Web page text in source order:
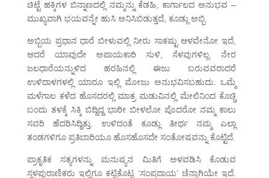
ಚಿಟ್ಟೆ ಹಕ್ಕಿಗಳ ಬಿನ್ನಾಣದಲ್ಲಿ ನಮ್ಮನ್ನು ಕೆಡಹಿ, ಕಾರ್ಗಾಲದ ಅನುಭವ –
ಮುಖ್ಯವಾಗಿ ಭಯವನ್ನೇ ಹುಸಿ ಅನಿಸಿಬಿಡುತ್ತದೆ, ಕೂಡ್ಲು ಅಬ್ಬಿ.
ಅಬ್ಬಿಯ ಪ್ರಧಾನ ಧಾರೆ ಬೀಳುವಲ್ಲಿ ನೀರು ಸಾಕಷ್ಟು ಆಳವೇನೋ ಇದೆ,
ಆದರೆ ಯಾವುದೇ ಅಪಾಯಕಾರಿ ಸುಳಿ, ಸೆಳವುಗಳಿಲ್ಲ. ನೇರ
ಜಲಧಾರೆಯನ್ನುಳಿದ ಹರಹಿನಲ್ಲಿ ಈಜು ಬರುವವರಾದರೆ
ಉಳಿದಾಳಗಳಲ್ಲಿ ಯಾರೂ ಇಲ್ಲಿ ಮೋಜು ಅನುಭವಿಸಬಹುದು. ಒಮ್ಮೆ
ಮಳೆಗಾಲ ಕಳೆದ ಹೊಸದರಲ್ಲಿ ಮಾತ್ರ ಮಡುವಿನಲ್ಲಿ ಮೇಲಿನಿಂದ ಕೊಚ್ಚಿ
ಬಂದು ತಳಕ್ಕೆ ಸಿಕ್ಕಿ ಬಿದ್ದಿದ್ದ ಭಾರೀ ಬೀಳಲೋ ಪೊದರೋ ನಮ್ಮ ಕಾಲು
ಸವರಿ ಹೆದರಿಸಿದ್ದಿತ್ತು. ಉಳಿದಂತೆ ಕೂಡ್ಲು ತೀರ್ಥ ನಮ್ಮ ಎಲ್ಲಾ
ತಂಡಗಳಿಗೂ ಪ್ರತಿಬಾರಿಯೂ ಹೊಸಹೊಸದೇ ಸಂತೋಷವನ್ನು ಕೊಟ್ಟಿದೆ.
ಪ್ರಾಕೃತಿಕ ಸತ್ಯಗಳನ್ನು ಮನುಷ್ಯನ ಮಿತಿಗೆ ಅಳವಡಿಸಿ ಕೊಡುವ
ಸ್ಥಳಪುರಾಣಿಕರು ಇಲ್ಲಿಗೂ ಕಟ್ಟಿಕೊಟ್ಟ ‘ಸಂಪ್ರದಾಯ’ ಚೆನ್ನಾಗಿಯೇ ಇದೆ.